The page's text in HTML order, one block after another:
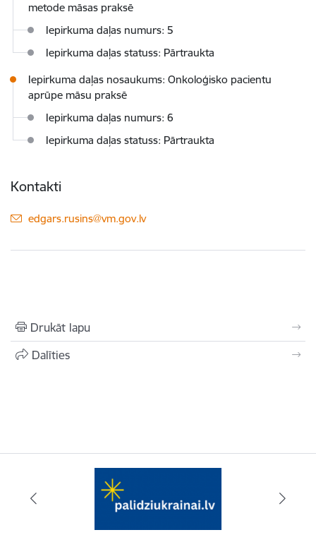
metode māsas praksē
Iepirkuma daļas numurs: 5
Iepirkuma daļas statuss: Pārtraukta
Iepirkuma daļas nosaukums: Onkoloģisko pacientu
aprūpe māsu praksē
Iepirkuma daļas numurs: 6
Iepirkuma daļas statuss: Pārtraukta
Kontakti
E-pasts:
edgars.rusins@vm.gov.lv
Drukāt lapu
Dalīties